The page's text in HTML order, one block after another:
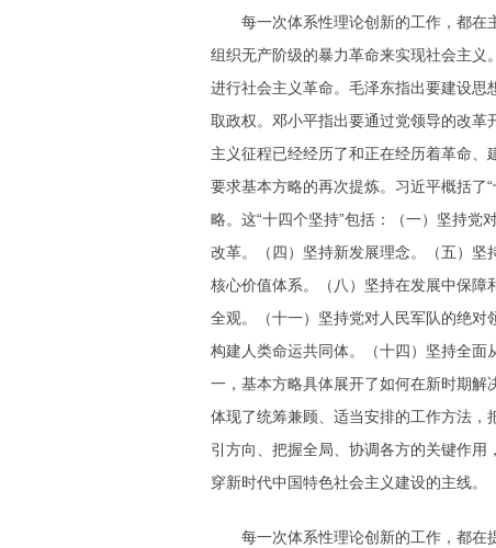
每一次体系性理论创新的工作，都在
组织无产阶级的暴力革命来实现社会主
进行社会主义革命。毛泽东指出要建设
取政权。邓小平指出要通过党领导的改
主义征程已经经历了和正在经历着革命
要求基本方略的再次提炼。习近平概括了
略。这“十四个坚持”包括：（一）坚持党
改革。（四）坚持新发展理念。（五）坚
核心价值体系。（八）坚持在发展中保
全观。（十一）坚持党对人民军队的绝对
构建人类命运共同体。（十四）坚持全
一，基本方略具体展开了如何在新时期
体现了统筹兼顾、适当安排的工作方法
引方向、把握全局、协调各方的关键作
穿新时代中国特色社会主义建设的主线。
每一次体系性理论创新的工作，都在